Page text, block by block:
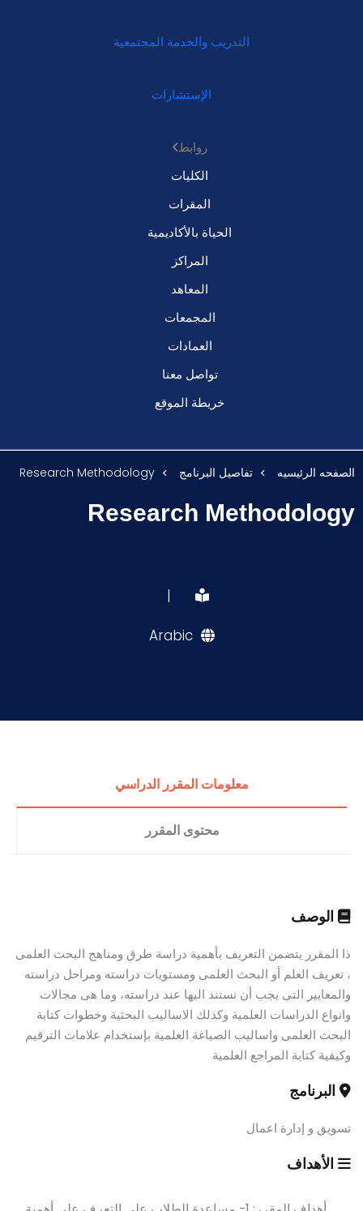
التدريب والخدمة المجتمعية
الإستشارات
روابط
الكليات
المقرات
الحياة بالأكاديمية
المراكز
المعاهد
المجمعات
العمادات
تواصل معنا
خريطة الموقع
الصفحه الرئيسيه تفاصيل البرنامج Research Methodology
Research Methodology
|
Arabic
معلومات المقرر الدراسي
محتوى المقرر
الوصف
ذا المقرر يتضمن التعريف بأهمية دراسة طرق ومناهج البحث العلمى
، تعريف العلم أو البحث العلمى ومستويات دراسته ومراحل دراسته
والمعايير التى يجب أن نستند اليها عند دراسته، وما هى مجالات
وانواع الدراسات العلمية وكذلك الاساليب البحثية وخطوات كتابة
البحث العلمى واساليب الصياغة العلمية بإستخدام علامات الترقيم
وكيفية كتابة المراجع العلمية
البرنامج
تسويق و إدارة اعمال
الأهداف